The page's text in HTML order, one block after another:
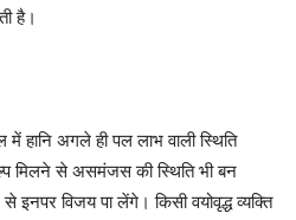
है।
हानि अगले ही पल लाभ वाली स्थिति
मिलने से असमंजस की स्थिति भी बन
इनपर विजय पा लेंगे। किसी वयोवृद्ध व्यक्ति